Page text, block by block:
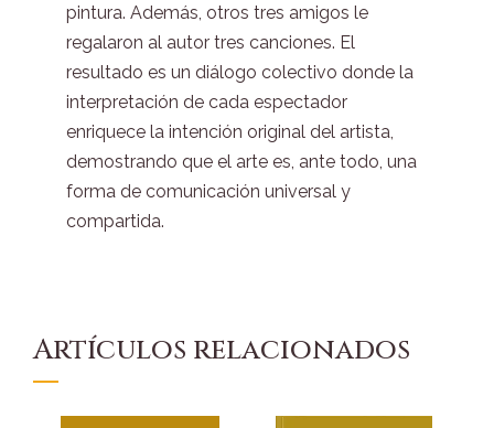
pintura. Además, otros tres amigos le
regalaron al autor tres canciones. El
resultado es un diálogo colectivo donde la
interpretación de cada espectador
enriquece la intención original del artista,
demostrando que el arte es, ante todo, una
forma de comunicación universal y
compartida.
Artículos relacionados